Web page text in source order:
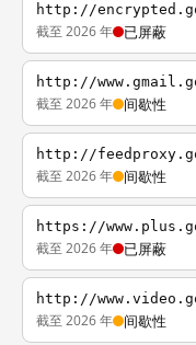
http://
截至 2026 年 已屏蔽
http://
截至 2026 年 间歇性
http://
截至 2026 年 间歇性
https://
截至 2026 年 已屏蔽
http://
截至 2026 年 间歇性